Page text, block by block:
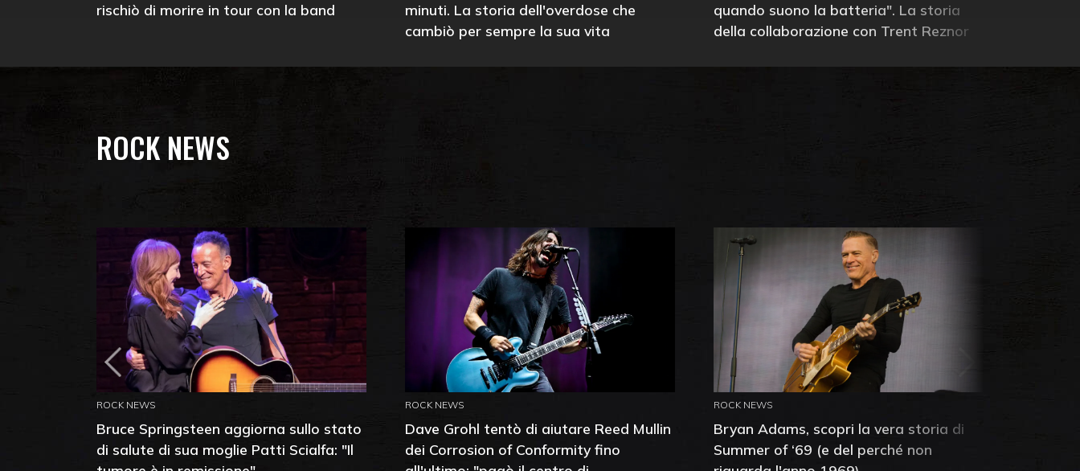
rischiò di morire in tour con la band
minuti. La storia dell'overdose che
cambiò per sempre la sua vita
quando suono la batteria". La storia
della collaborazione con Trent Reznor
ROCK NEWS
ROCK NEWS
Bruce Springsteen aggiorna sullo stato
di salute di sua moglie Patti Scialfa: "Il
ROCK NEWS
Dave Grohl tentò di aiutare Reed Mullin
dei Corrosion of Conformity fino
ROCK NEWS
Bryan Adams, scopri la vera storia di
Summer of ‘69 (e del perché non